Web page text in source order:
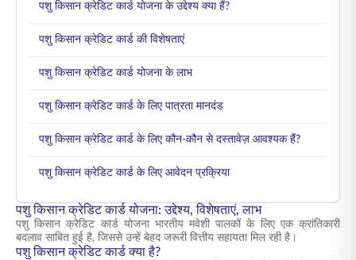
पशु किसान क्रेडिट कार्ड योजना के उद्देश्य क्या हैं?
पशु किसान क्रेडिट कार्ड की विशेषताएं
पशु किसान क्रेडिट कार्ड योजना के लाभ
पशु किसान क्रेडिट कार्ड के लिए पात्रता मानदंड
पशु किसान क्रेडिट कार्ड के लिए कौन-कौन से दस्तावेज़ आवश्यक हैं?
पशु किसान क्रेडिट कार्ड के लिए आवेदन प्रक्रिया
पशु किसान क्रेडिट कार्ड योजना: उद्देश्य, विशेषताएं, लाभ
पशु किसान क्रेडिट कार्ड योजना भारतीय मवेशी पालकों के लिए एक क्रांतिकारी
बदलाव साबित हुई है, जिससे उन्हें बेहद जरूरी वित्तीय सहायता मिल रही है।
पशु किसान क्रेडिट कार्ड क्या है?